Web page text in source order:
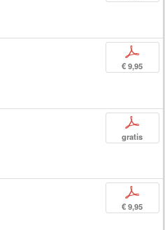
p
€ 9,95
p
gratis
p
€ 9,95